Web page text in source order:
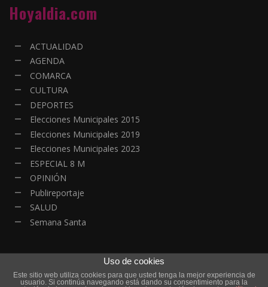
Hoyaldia.com
ACTUALIDAD
AGENDA
COMARCA
CULTURA
DEPORTES
Elecciones Municipales 2015
Elecciones Municipales 2019
Elecciones Municipales 2023
ESPECIAL 8 M
OPINIÓN
Publireportaje
SALUD
Semana Santa
© Copyright - Todos los derechos reservados | HOYALDIA - Actualidad
Uso de cookies
Este sitio web utiliza cookies para que usted tenga la mejor experiencia de
usuario. Si continúa navegando está dando su consentimiento para la